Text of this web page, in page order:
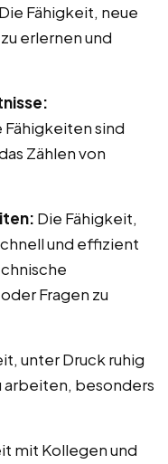
Die Fähigkeit, neue
erlernen und
sind
Zählen von
Die Fähigkeit,
und effizient
Fragen zu
unter Druck ruhig
arbeiten, besonders
mit Kollegen und